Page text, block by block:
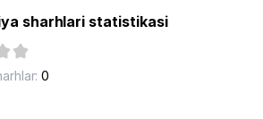
sharhlari statistikasi
0